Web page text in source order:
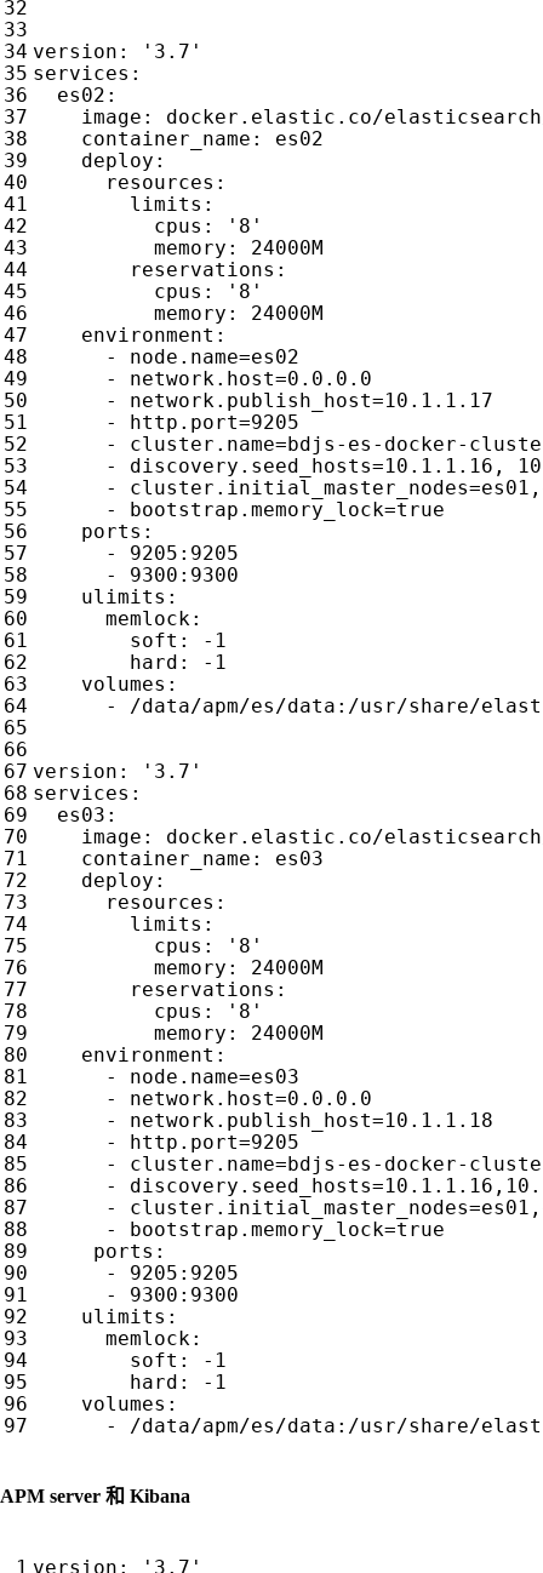
version :
'3.7'
services :
es02 :
image :
docker.elastic.co/
container_name :
es02
deploy :
resources :
limits :
cpus :
'8'
memory :
24000M
reservations :
cpus :
'8'
memory :
24000M
environment :
- node.name=es02
- network.host=0.0.0.0
- network.publish_host=10.1.1.17
-
http.port=9205
- cluster.name=bdjs-es-docker-
- discovery.seed_hosts=10.1.1.16,
-
-
bootstrap.memory_lock=true
ports :
- 9205 : 9205
- 9300 : 9300
ulimits :
memlock:
soft : - 1
hard : - 1
volumes :
- /data/apm/es/data:/usr/share/
version :
'3.7'
services :
es03 :
image :
docker.elastic.co/
container_name :
es03
deploy :
resources :
limits :
cpus :
'8'
memory :
24000M
reservations :
cpus :
'8'
memory :
24000M
environment :
- node.name=es03
- network.host=0.0.0.0
- network.publish_host=10.1.1.18
-
http.port=9205
- cluster.name=bdjs-es-docker-
-
-
-
bootstrap.memory_lock=true
ports :
- 9205 : 9205
- 9300 : 9300
ulimits :
memlock:
soft : - 1
hard : - 1
volumes :
- /data/apm/es/data:/usr/share/
APM server 和 Kibana
version : '3.7'